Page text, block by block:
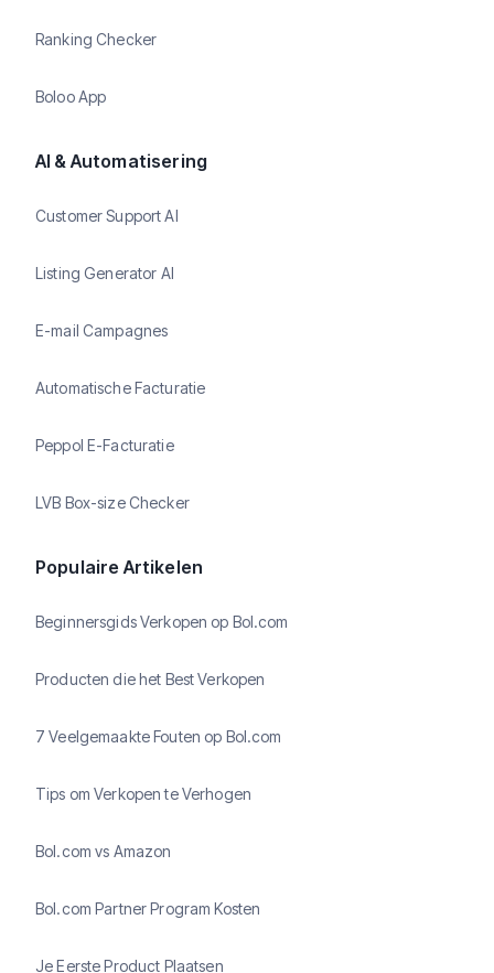
Ranking Checker
Boloo App
AI & Automatisering
Customer Support AI
Listing Generator AI
E-mail Campagnes
Automatische Facturatie
Peppol E-Facturatie
LVB Box-size Checker
Populaire Artikelen
Beginnersgids Verkopen op Bol.com
Producten die het Best Verkopen
7 Veelgemaakte Fouten op Bol.com
Tips om Verkopen te Verhogen
Bol.com vs Amazon
Bol.com Partner Program Kosten
Je Eerste Product Plaatsen